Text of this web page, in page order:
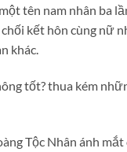
tên nam nhân ba
kết hôn cùng nữ
khác.
tốt? thua kém
Tộc Nhân ánh